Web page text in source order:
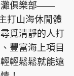
灘俱樂部——
打山海休閒體
覓清靜的人打
豐富海上項目
輕鬆鬆就能遠